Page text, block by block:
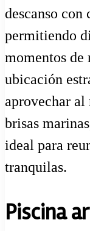
descanso con
permitiendo
momentos de
ubicación
aprovechar
brisas
ideal para
tranquilas.
Piscina